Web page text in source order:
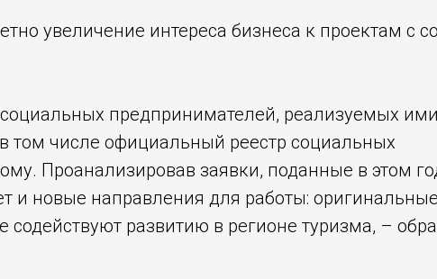
увеличение интереса бизнеса к проектам с
предпринимателей, реализуемых
том числе официальный реестр социальных
Проанализировав заявки, поданные в этом
и новые направления для работы:
содействуют развитию в регионе туризма, –